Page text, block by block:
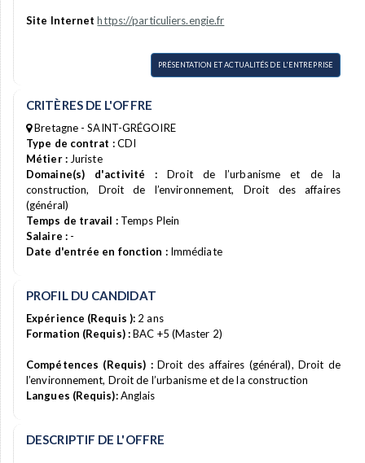
Site Internet https://particuliers.engie.fr
PRÉSENTATION ET ACTUALITÉS DE L'ENTREPRISE
CRITÈRES DE L'OFFRE
Bretagne - SAINT-GRÉGOIRE
Type de contrat :CDI
Métier :Juriste
Domaine(s) d'activité : Droit de l’urbanisme et de la
construction, Droit de l’environnement, Droit des affaires
(général)
Temps de travail :Temps Plein
Salaire :-
Date d'entrée en fonction :Immédiate
PROFIL DU CANDIDAT
Expérience (Requis ): 2 ans
Formation (Requis) :BAC +5 (Master 2)
Compétences (Requis) :Droit des affaires (général), Droit de
l’environnement, Droit de l’urbanisme et de la construction
Langues (Requis):Anglais
DESCRIPTIF DE L'OFFRE